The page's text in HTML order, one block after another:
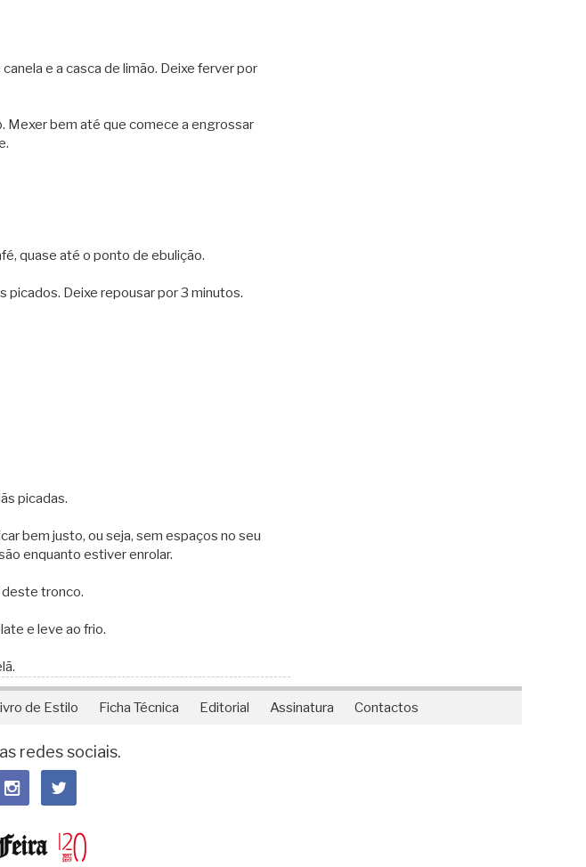
e a casca de limão. Deixe ferver por
Mexer bem até que comece a engrossar
quase até o ponto de ebulição.
Deixe repousar por 3 minutos.
picadas.
bem justo, ou seja, sem espaços no seu
enquanto estiver enrolar.
deste tronco.
e leve ao frio.
de Estilo Ficha Técnica Editorial Assinatura Contactos
redes sociais.